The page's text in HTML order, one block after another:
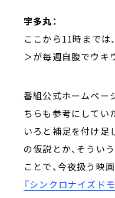
宇多丸：
ここから11時までは
＞が毎週自腹でウキ
番組公式ホームペー
ちらも参考にしてい
いろと補足を付け足
の仮説とか、そうい
ことで、今夜扱う映
『シンクロナイズド